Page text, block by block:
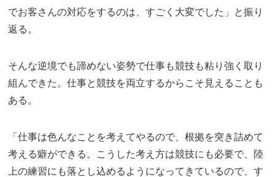
でお客さんの対応をするのは、すごく大変でした」と振り
返る。
そんな逆境でも諦めない姿勢で仕事も競技も粘り強く取り
組んできた。仕事と競技を両立するからこそ見えることも
ある。
「仕事は色んなことを考えてやるので、根拠を突き詰めて
考える癖ができる。こうした考え方は競技にも必要で、陸
上の練習にも落とし込めるようになってきているので、す